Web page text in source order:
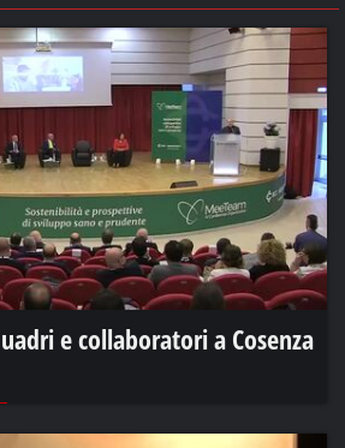
e collaboratori a Cosenza